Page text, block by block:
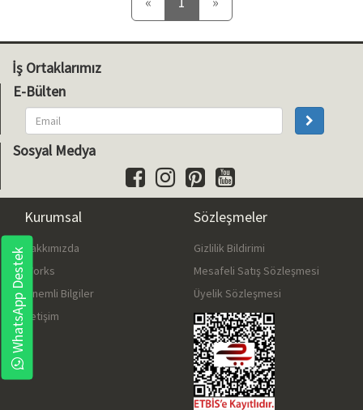
WhatsApp Destek
İş Ortaklarımız
E-Bülten
Sosyal Medya
Kurumsal
Hakkımızda
Works
Önemli Bilgiler
İletişim
Sözleşmeler
Gizlilik Bildirimi
Mesafeli Satış Sözleşmesi
Üyelik Sözleşmesi